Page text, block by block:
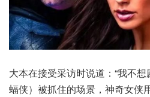
大本在接受采访时说道：“我不
蝠侠）被抓住的场景，神奇女侠